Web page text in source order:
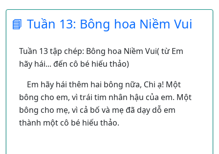
Đêm nay con ngủ giấc tròn
TRẦN QUỐC MINH
- Đếm và nhận xét về số chữ của các dòng thơ
trong bài chính tả
- Nêu cách viết của mỗi chữ đầu của dòng thơ.
📘 Tuần 13: Bông hoa Niềm Vui
Tuần 13 tập chép: Bông hoa Niềm Vui( từ Em
hãy hái... đến cô bé hiếu thảo)
Em hãy hái thêm hai bông nữa, Chi ạ! Một
bông cho em, vì trái tim nhân hậu của em. Một
bông cho mẹ, vì cả bố và mẹ đã dạy dỗ em
thành một cô bé hiếu thảo.